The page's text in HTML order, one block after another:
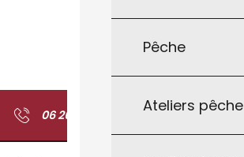
Pêche
Ateliers
06 26 94 71